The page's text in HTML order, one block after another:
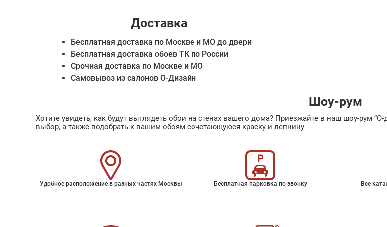
Доставка
Бесплатная доставка по Москве и МО до двери
Бесплатная доставка обоев ТК по России
Срочная доставка по Москве и МО
Самовывоз из салонов О-Дизайн
Шоу-рум
Хотите увидеть, как будут выглядеть обои на стенах вашего дома? Приезжайте в наш шоу-рум
выбор, а также подобрать к вашим обоям сочетающуюся краску и лепнину
Удобное расположение в разных частях Москвы Бесплатная парковка по звонку Все